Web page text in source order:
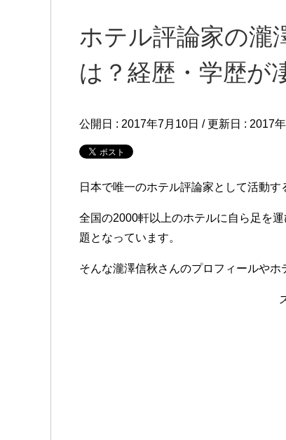
ホテル評論家の瀧
は？経歴・学歴が
公開日 : 2017年7月10日 / 更新日 : 2017
日本で唯一のホテル評論家として活動
全国の2000軒以上のホテルに自ら足を
題となっています。
そんな瀧澤信秋さんのプロフィールやホ